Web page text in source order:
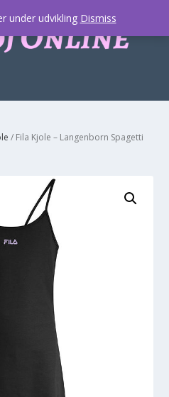
/ Fila Kjole – Langenborn Spagetti
under udvikling Dismiss